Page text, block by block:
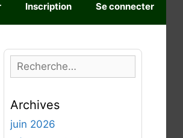
Inscription Se connecter
e
h
e
Archives
juin 2026